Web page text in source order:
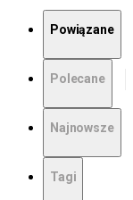
Powiązane
Polecane
Najnowsze
Tagi